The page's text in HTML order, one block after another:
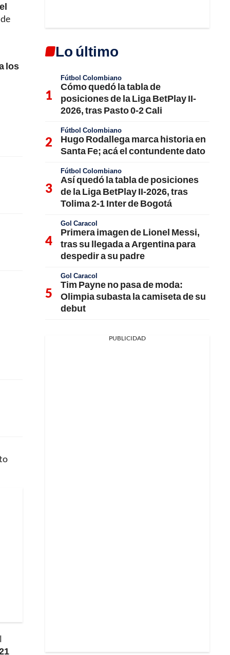
los
Lo último
Fútbol Colombiano
Cómo quedó la tabla de
posiciones de la Liga BetPlay II-
2026, tras Pasto 0-2 Cali
Fútbol Colombiano
Hugo Rodallega marca historia en
Santa Fe; acá el contundente dato
Fútbol Colombiano
Así quedó la tabla de posiciones
de la Liga BetPlay II-2026, tras
Tolima 2-1 Inter de Bogotá
Gol Caracol
Primera imagen de Lionel Messi,
tras su llegada a Argentina para
despedir a su padre
Gol Caracol
Tim Payne no pasa de moda:
Olimpia subasta la camiseta de su
debut
PUBLICIDAD